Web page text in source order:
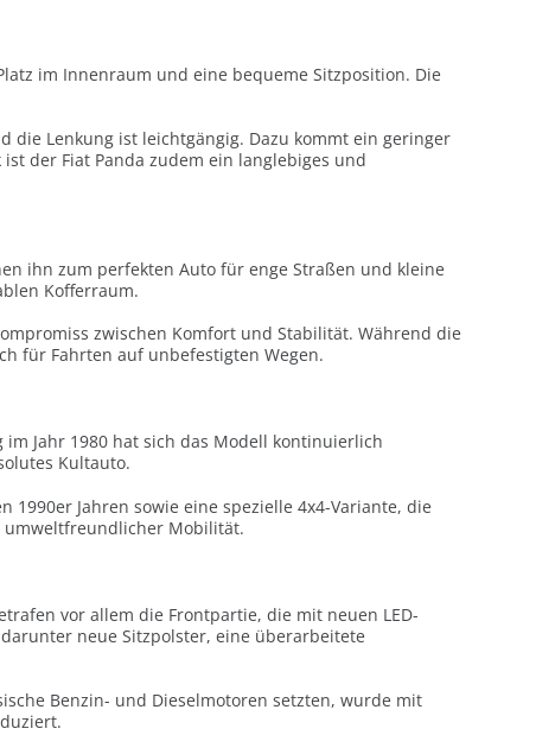
im Innenraum und eine bequeme Sitzposition. Die
die Lenkung ist leichtgängig. Dazu kommt ein geringer
der Fiat Panda zudem ein langlebiges und
ihn zum perfekten Auto für enge Straßen und kleine
Kofferraum.
zwischen Komfort und Stabilität. Während die
für Fahrten auf unbefestigten Wegen.
Jahr 1980 hat sich das Modell kontinuierlich
Kultauto.
Jahren sowie eine spezielle 4x4-Variante, die
umweltfreundlicher Mobilität.
vor allem die Frontpartie, die mit neuen LED-
neue Sitzpolster, eine überarbeitete
Benzin- und Dieselmotoren setzten, wurde mit